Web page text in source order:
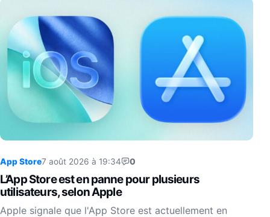
App Store7 août 2026 à 19:34 0
L’App Store est en panne pour plusieurs
utilisateurs, selon Apple
Apple signale que l'App Store est actuellement en